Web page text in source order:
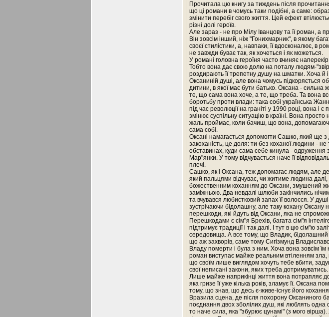
Прочитала цю книгу за тиждень після
що ці романи в чомусь таки подібні, а саме:
змінити перебіг свого життя. Цей ефект
різні долі героїв.
Але зараз - не про Мілу Іванцову та її роман,
Він зовсім інший, ніж "Гонихмарник", в якому
своєї стилістики, а, навпаки, її вдосконалює, в
не завжди буває так, як хочеться і як можеться.
У романі головна героїня часто вчиняє
Тобто вона дає свою долю на поталу людям-
роздирають її трепетну душу на шматки. Хоча й
Оксаниній душі, але вона чомусь підкоряється
дитини, в якої має бути батько. Оксана - сильна
те, що сама вона хоче, а те, що треба. Та вона
боротьбу проти влади: така собі українська
під час революції на граніті у 1990 році, вона
змінює суспільну ситуацію в країні. Вона
жаль проймає, коли бачиш, що вона,
сама собі.
Оксані намагається допомогти Сашко, який ще
закоханість, це доля: ти без коханої людини -
обставинах, куди сама себе кинула -
Мар"янки. У тому відчувається наче її
плечі.
Сашко, як і Оксана, теж допомагає людям, але
який пальцями відчуває, чи житиме людина
божественним коханням до Оксани, змушений
заміжньою. Два невдалі шлюби закінчились
та вчувався любистковий запах її волосся. У
зустрічаючи бідолашну, але таку кохану Оксану
перешкоди, які йдуть від Оксани, яка не
Перешкодами є сім"я Брехів, багата сім"я
підтримує традиції і так далі. І тут в цю сім"ю
середовища. А все тому, що Владик, бідолашний
що аж захворів, саме тому Сигізмунд
Владу померти і була з ним. Хоча вона зовсім їм
роман виступає майже реальним втіленням зла,
що своїм лише виглядом хочуть тебе вбити,
свої неписані закони, яких треба
Лише майже наприкінці життя вона потрапляє
яка гризе її уже кілька років, зламує її.
тому, що знав, що десь є-живе-існує його
Вразила сцена, де після похорону Оксаниного
поєднання двох зболілих душ, які люблять
то наче сила, яка "збурює цунамі" (з мого